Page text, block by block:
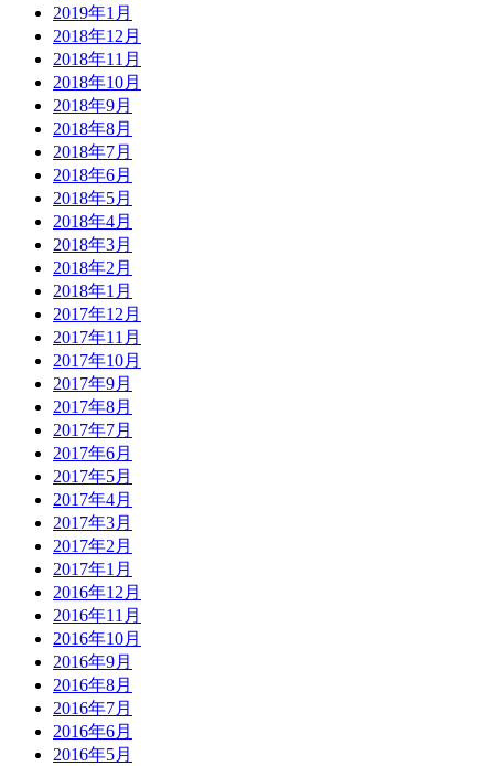
2019年1月
2018年12月
2018年11月
2018年10月
2018年9月
2018年8月
2018年7月
2018年6月
2018年5月
2018年4月
2018年3月
2018年2月
2018年1月
2017年12月
2017年11月
2017年10月
2017年9月
2017年8月
2017年7月
2017年6月
2017年5月
2017年4月
2017年3月
2017年2月
2017年1月
2016年12月
2016年11月
2016年10月
2016年9月
2016年8月
2016年7月
2016年6月
2016年5月